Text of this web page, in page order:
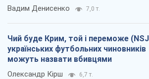
Вадим Денисенко 7,0 т.
Чий буде Крим, той і переможе
українських футбольних чиновників
можуть назвати вбивцями
Олександр Кірш 6,7 т.